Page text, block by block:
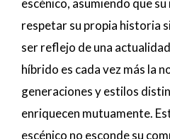
escénico, asumiendo que
respetar su propia historia
ser reflejo de una
híbrido es cada vez más la
generaciones y estilos
enriquecen mutuamente.
escénico no esconde su